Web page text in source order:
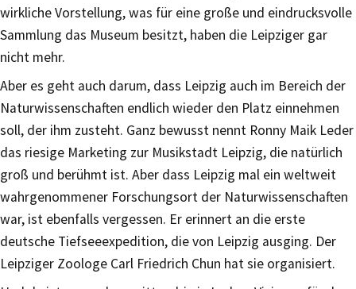
wirkliche Vorstellung, was für eine große und eindrucksvolle
Sammlung das Museum besitzt, haben die Leipziger gar
nicht mehr.
Aber es geht auch darum, dass Leipzig auch im Bereich der
Naturwissenschaften endlich wieder den Platz einnehmen
soll, der ihm zusteht. Ganz bewusst nennt Ronny Maik Leder
das riesige Marketing zur Musikstadt Leipzig, die natürlich
groß und berühmt ist. Aber dass Leipzig mal ein weltweit
wahrgenommener Forschungsort der Naturwissenschaften
war, ist ebenfalls vergessen. Er erinnert an die erste
deutsche Tiefseeexpedition, die von Leipzig ausging. Der
Leipziger Zoologe Carl Friedrich Chun hat sie organisiert.